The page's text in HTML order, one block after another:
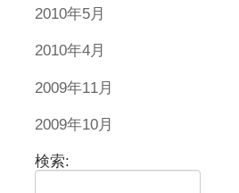
2010年5月
2010年4月
2009年11月
2009年10月
検索: